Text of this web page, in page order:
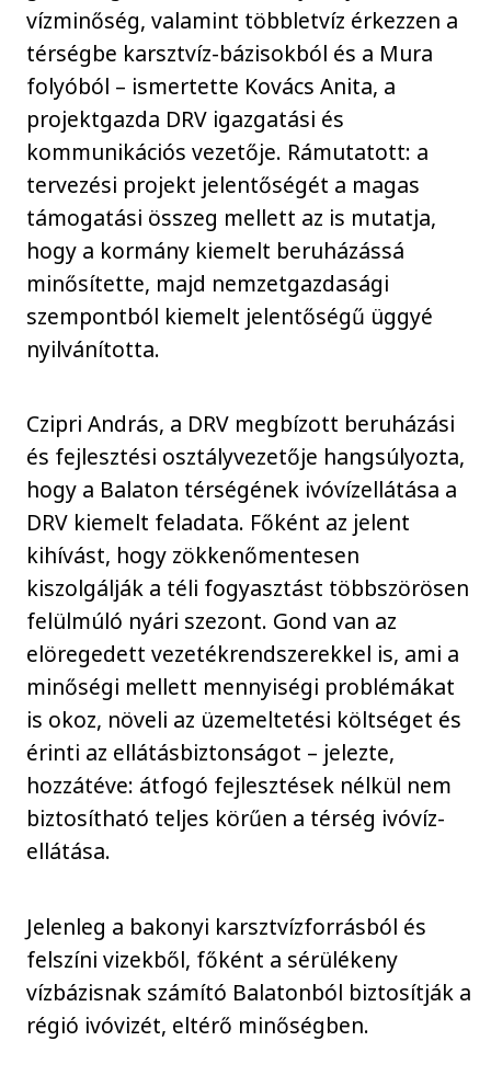
vízminőség, valamint többletvíz érkezzen a
térségbe karsztvíz-bázisokból és a Mura
folyóból – ismertette Kovács Anita, a
projektgazda DRV igazgatási és
kommunikációs vezetője. Rámutatott: a
tervezési projekt jelentőségét a magas
támogatási összeg mellett az is mutatja,
hogy a kormány kiemelt beruházássá
minősítette, majd nemzetgazdasági
szempontból kiemelt jelentőségű üggyé
nyilvánította.
Czipri András, a DRV megbízott beruházási
és fejlesztési osztályvezetője hangsúlyozta,
hogy a Balaton térségének ivóvízellátása a
DRV kiemelt feladata. Főként az jelent
kihívást, hogy zökkenőmentesen
kiszolgálják a téli fogyasztást többszörösen
felülmúló nyári szezont. Gond van az
elöregedett vezetékrendszerekkel is, ami a
minőségi mellett mennyiségi problémákat
is okoz, növeli az üzemeltetési költséget és
érinti az ellátásbiztonságot – jelezte,
hozzátéve: átfogó fejlesztések nélkül nem
biztosítható teljes körűen a térség ivóvíz-
ellátása.
Jelenleg a bakonyi karsztvízforrásból és
felszíni vizekből, főként a sérülékeny
vízbázisnak számító Balatonból biztosítják a
régió ivóvizét, eltérő minőségben.